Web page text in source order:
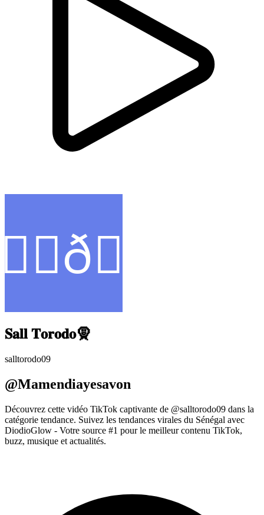
𝐒𝐚𝐥𝐥 𝐓𝐨𝐫𝐨𝐝𝐨🧕
salltorodo09
@Mamendiayesavon
Découvrez cette vidéo TikTok captivante de @salltorodo09 dans la
catégorie tendance. Suivez les tendances virales du Sénégal avec
DiodioGlow - Votre source #1 pour le meilleur contenu TikTok,
buzz, musique et actualités.